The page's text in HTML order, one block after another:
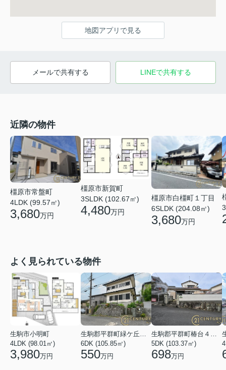
地図アプリで見る
メールで共有する LINEで共有する
近隣の物件
橿原市常盤町
4LDK (99.57㎡)
3,680万円
橿原市新賀町
3SLDK (102.67㎡)
4,480万円
橿原市白橿町１丁目
6SLDK (204.08㎡)
3,680万円
よく見られている物件
生駒市小明町
4LDK (98.01㎡)
3,980万円
生駒郡平群町緑ケ丘５丁目
6DK (105.85㎡)
550万円
生駒郡平群町椿台４丁目
5DK (103.37㎡)
698万円